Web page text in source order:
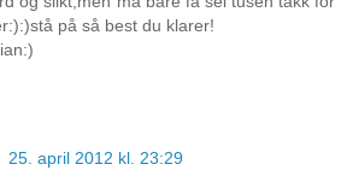
på så best du klarer!
25. april 2012 kl. 23:29